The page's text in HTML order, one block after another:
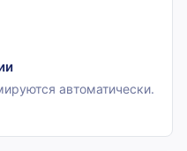
автоматически.